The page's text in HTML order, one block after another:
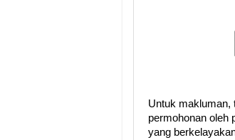
Untuk makluman,
permohonan oleh
yang